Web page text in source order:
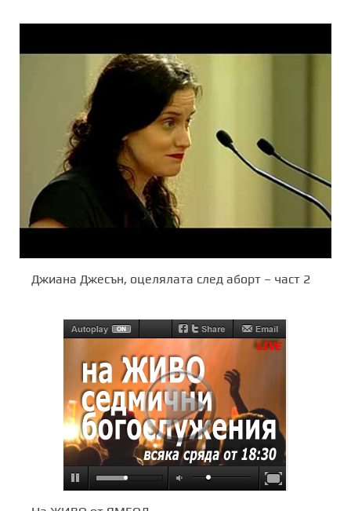
Джиана Джесън, оцелялата след аборт – част 2